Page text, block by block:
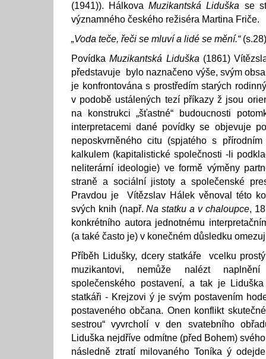
(1941)). HálkovaMuzikantská Liduška se
významného českého režiséra Martina Friče.
„Voda teče, řeči se mluví a lidé se mění.“(s.28)
PovídkaMuzikantská Liduška (1861)
představuje bylo naznačeno výše, svým
je konfrontována s prostředím starých
v podobě ustálených tezí příkazy ž jsou
na konstrukci „šťastné“ budoucnosti
interpretacemi dané povídky se objevuje
neposkvrněného citu (spjatého s
kalkulem (kapitalistické společnosti -li
neliterární ideologie) ve formě výměny
straně a sociální jistoty a společenské
Pravdou je Vítězslav Hálek věnoval této
svých knih (např.Na statku a v chaloupce,
konkrétního autora jednotnému
(a také často je) v konečném důsledku
Příběh Lidušky, dcery statkáře vcelku
muzikantovi, nemůže nalézt
společenského postavení, a tak je
statkáři - Krejzovi ý je svým postavením
postaveného občana. Onen konflikt
sestrou“ vyvrcholí v den svatebního
Liduška nejdříve odmítne (před Bohem)
následně ztratí milovaného Toníka ý